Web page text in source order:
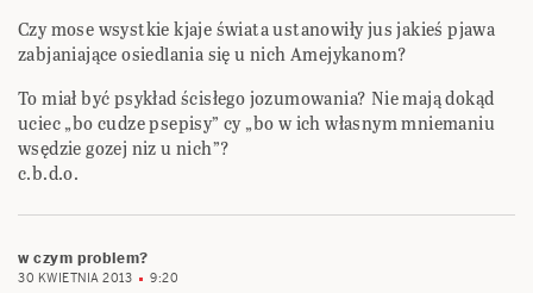
Czy mose wsystkie kjaje świata ustanowiły jus jakieś pjawa
zabjaniające osiedlania się u nich Amejykanom?
To miał być psykład ścisłego jozumowania? Nie mają dokąd
uciec „bo cudze psepisy” cy „bo w ich własnym mniemaniu
wsędzie gozej niz u nich”?
c.b.d.o.
w czym problem?
30 KWIETNIA 2013 9:20